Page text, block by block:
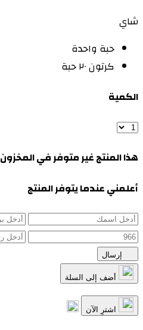
شاي
حبة واحدة
كرتون ٢٠ حبة
الكمية
هذا المنتج غير متوفر في المخزون
أعلمني عندما يتوفر المنتج
اشترِ الآن